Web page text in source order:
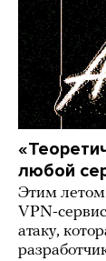
любой
Этим
VPN-
атаку,